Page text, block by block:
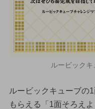
ルービック
ルービックキューブの
もらえる「1面そろえ